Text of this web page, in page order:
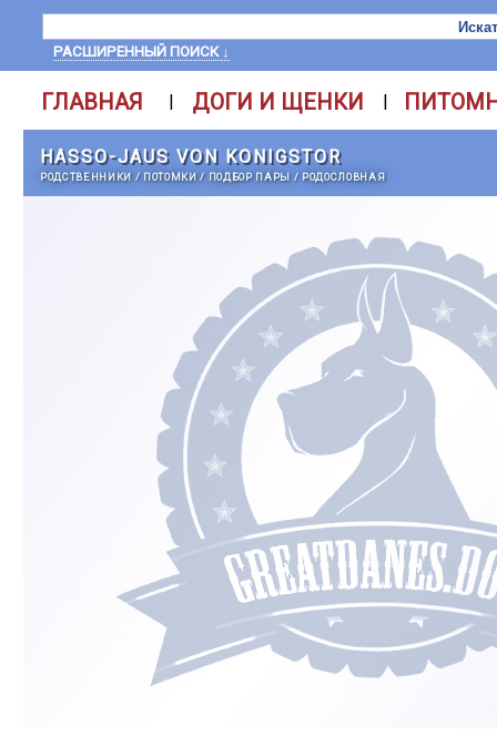
РАСШИРЕННЫЙ ПОИСК ↓
ГЛАВНАЯ | ДОГИ И ЩЕНКИ |
HASSO-JAUS VON KONIGSTOR
РОДСТВЕННИКИ / ПОТОМКИ/ ПОДБОР ПАРЫ / РОДОСЛОВНАЯ